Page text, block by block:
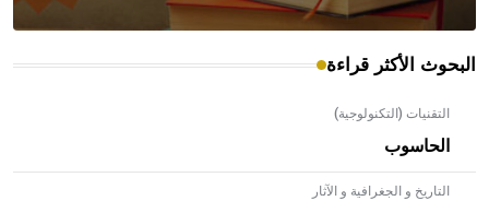
البحوث الأكثر قراءة
التقنيات (التكنولوجية)
الحاسوب
التاريخ و الجغرافية و الآثار